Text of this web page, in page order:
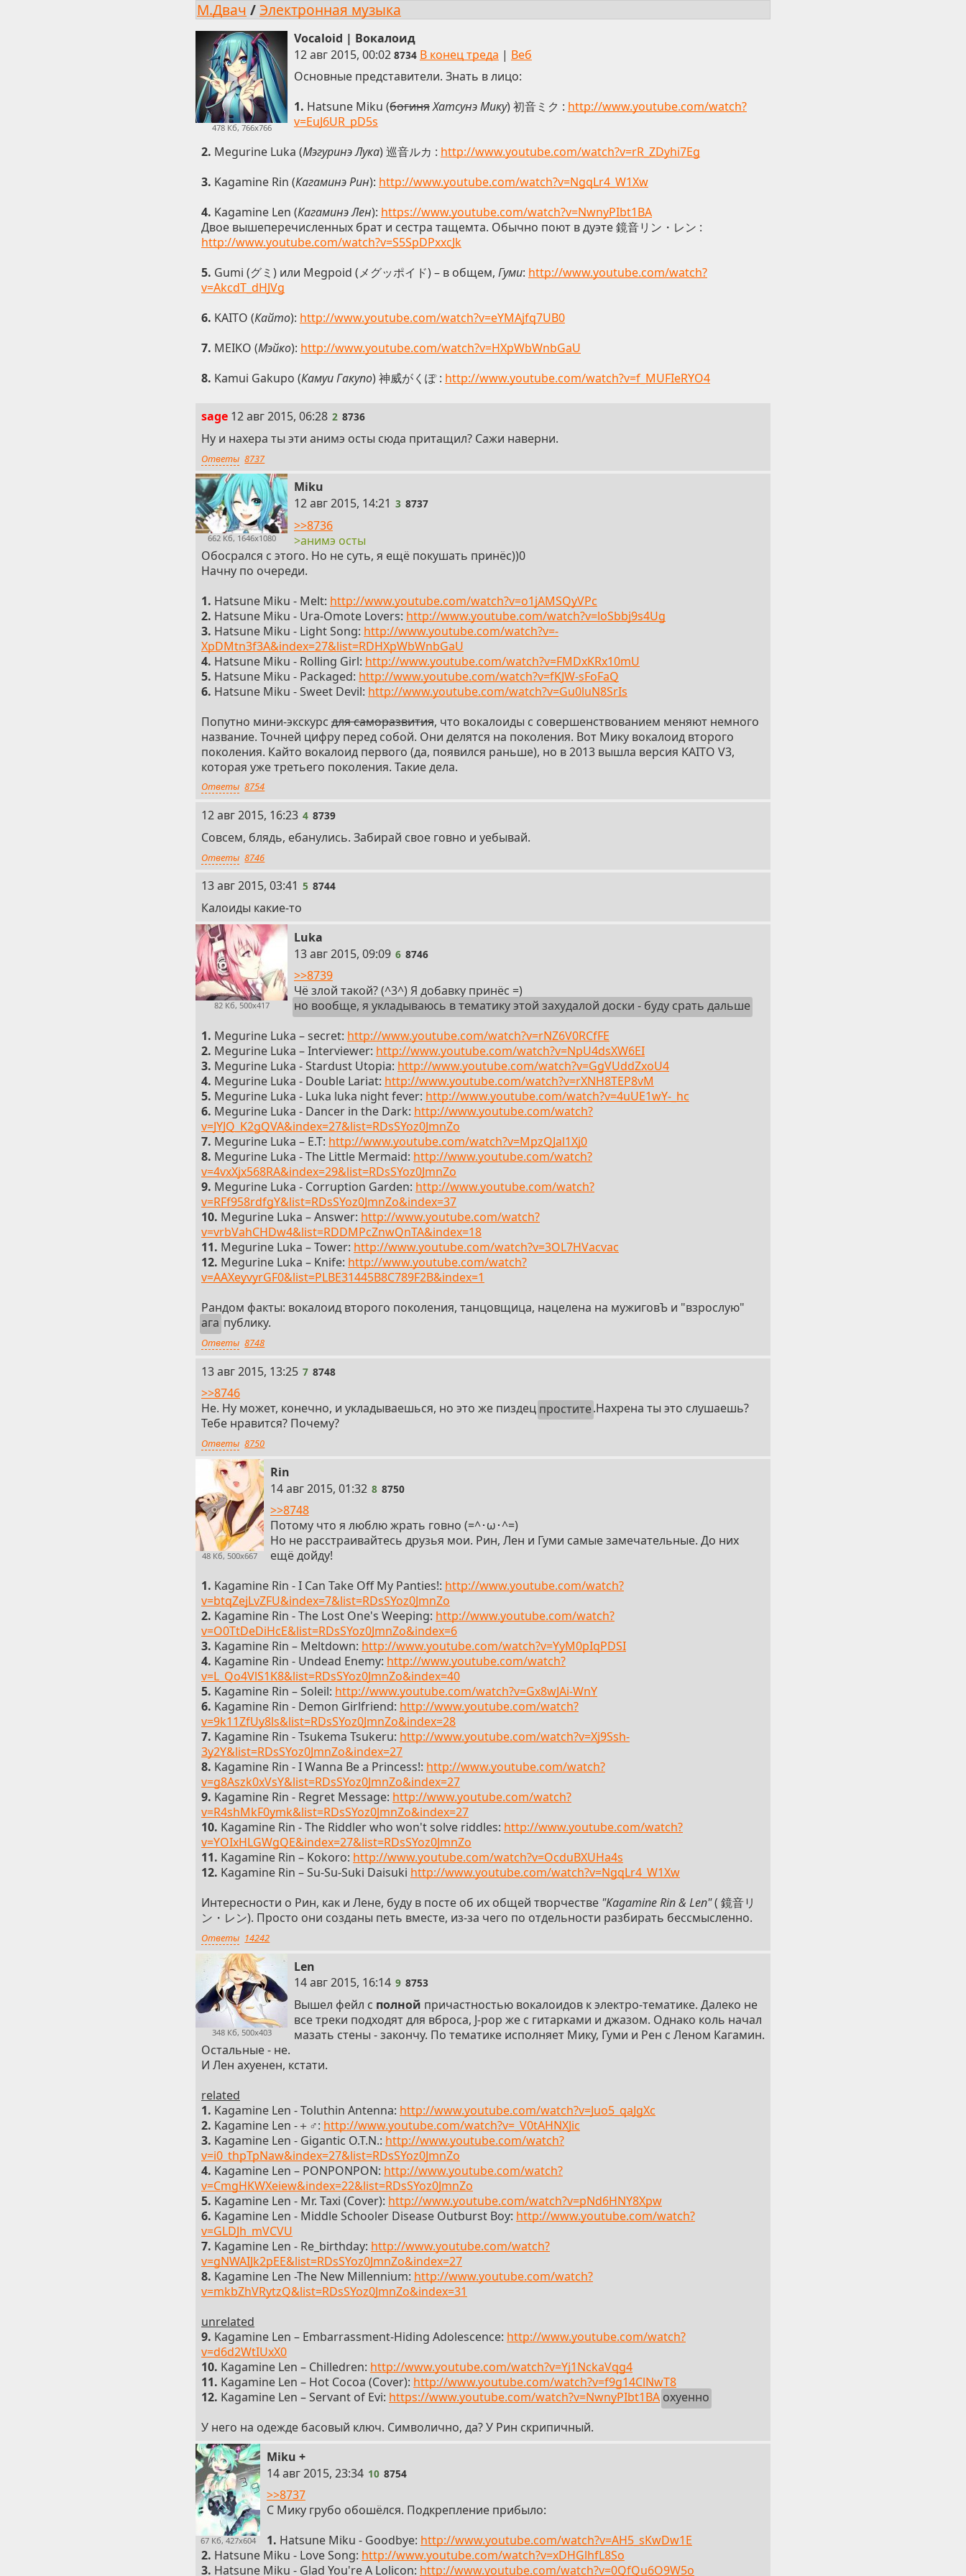
М.Двач /Электронная музыка
478 Кб, 766x766
Vocaloid | Вокалоид
12 авг 2015, 00:02 8734 В конец треда | Веб
Основные представители. Знать в лицо:
1. Hatsune Miku (богиняХатсунэ Мику) 初音ミク : http://www.youtube.com/watch?
v=EuJ6UR_pD5s
2. Megurine Luka (Мэгуринэ Лука) 巡音ルカ : http://www.youtube.com/watch?v=rR_ZDyhi7Eg
3. Kagamine Rin (Кагаминэ Рин): http://www.youtube.com/watch?v=NgqLr4_W1Xw
4. Kagamine Len (Кагаминэ Лен): https://www.youtube.com/watch?v=NwnyPIbt1BA
Двое вышеперечисленных брат и сестра тащемта. Обычно поют в дуэте 鏡音リン・レン :
http://www.youtube.com/watch?v=S5SpDPxxcJk
5. Gumi (グミ) или Megpoid (メグッポイド) – в общем, Гуми: http://www.youtube.com/watch?
v=AkcdT_dHJVg
6. KAITO (Кайто): http://www.youtube.com/watch?v=eYMAjfq7UB0
7. MEIKO (Мэйко): http://www.youtube.com/watch?v=HXpWbWnbGaU
8. Kamui Gakupo (Камуи Гакупо) 神威がくぽ : http://www.youtube.com/watch?v=f_MUFIeRYO4
sage 2
12 авг 2015, 06:28 2 8736
Ну и нахера ты эти анимэ осты сюда притащил? Сажи наверни.
Ответы 8737
662 Кб, 1646x1080
Miku
3
12 авг 2015, 14:21 3 8737
>>8736
>анимэ осты
Обосрался с этого. Но не суть, я ещё покушать принёс))0
Начну по очереди.
1. Hatsune Miku - Melt: http://www.youtube.com/watch?v=o1jAMSQyVPc
2. Hatsune Miku - Ura-Omote Lovers: http://www.youtube.com/watch?v=loSbbj9s4Ug
3. Hatsune Miku - Light Song: http://www.youtube.com/watch?v=-
XpDMtn3f3A&index=27&list=RDHXpWbWnbGaU
4. Hatsune Miku - Rolling Girl: http://www.youtube.com/watch?v=FMDxKRx10mU
5. Hatsune Miku - Packaged: http://www.youtube.com/watch?v=fKJW-sFoFaQ
6. Hatsune Miku - Sweet Devil: http://www.youtube.com/watch?v=Gu0luN8SrIs
Попутно мини-экскурс для саморазвития, что вокалоиды с совершенствованием меняют немного
название. Точней цифру перед собой. Они делятся на поколения. Вот Мику вокалоид второго
поколения. Кайто вокалоид первого (да, появился раньше), но в 2013 вышла версия KAITO V3,
которая уже третьего поколения. Такие дела.
Ответы 8754
4
12 авг 2015, 16:23 4 8739
Совсем, блядь, ебанулись. Забирай свое говно и уебывай.
Ответы 8746
5
13 авг 2015, 03:41 5 8744
Калоиды какие-то
82 Кб, 500x417
Luka
6
13 авг 2015, 09:09 6 8746
>>8739
Чё злой такой? (^3^) Я добавку принёс =)
но вообще, я укладываюсь в тематику этой захудалой доски - буду срать дальше
1. Megurine Luka – secret: http://www.youtube.com/watch?v=rNZ6V0RCfFE
2. Megurine Luka – Interviewer: http://www.youtube.com/watch?v=NpU4dsXW6EI
3. Megurine Luka - Stardust Utopia: http://www.youtube.com/watch?v=GgVUddZxoU4
4. Megurine Luka - Double Lariat: http://www.youtube.com/watch?v=rXNH8TEP8vM
5. Megurine Luka - Luka luka night fever: http://www.youtube.com/watch?v=4uUE1wY-_hc
6. Megurine Luka - Dancer in the Dark: http://www.youtube.com/watch?
v=JYJQ_K2gQVA&index=27&list=RDsSYoz0JmnZo
7. Megurine Luka – E.T: http://www.youtube.com/watch?v=MpzQJal1Xj0
8. Megurine Luka - The Little Mermaid: http://www.youtube.com/watch?
v=4vxXjx568RA&index=29&list=RDsSYoz0JmnZo
9. Megurine Luka - Corruption Garden: http://www.youtube.com/watch?
v=RFf958rdfgY&list=RDsSYoz0JmnZo&index=37
10. Megurine Luka – Answer: http://www.youtube.com/watch?
v=vrbVahCHDw4&list=RDDMPcZnwQnTA&index=18
11. Megurine Luka – Tower: http://www.youtube.com/watch?v=3OL7HVacvac
12. Megurine Luka – Knife: http://www.youtube.com/watch?
v=AAXeyvyrGF0&list=PLBE31445B8C789F2B&index=1
Рандом факты: вокалоид второго поколения, танцовщица, нацелена на мужиговЪ и "взрослую"
ага публику.
Ответы 8748
7
13 авг 2015, 13:25 7 8748
>>8746
Не. Ну может, конечно, и укладываешься, но это же пиздец простите.Нахрена ты это слушаешь?
Тебе нравится? Почему?
Ответы 8750
48 Кб, 500x667
Rin
8
14 авг 2015, 01:32 8 8750
>>8748
Потому что я люблю жрать говно (=^･ω･^=)
Но не расстраивайтесь друзья мои. Рин, Лен и Гуми самые замечательные. До них
ещё дойду!
1. Kagamine Rin - I Can Take Off My Panties!: http://www.youtube.com/watch?
v=btqZejLvZFU&index=7&list=RDsSYoz0JmnZo
2. Kagamine Rin - The Lost One's Weeping: http://www.youtube.com/watch?
v=O0TtDeDiHcE&list=RDsSYoz0JmnZo&index=6
3. Kagamine Rin – Meltdown: http://www.youtube.com/watch?v=YyM0pIqPDSI
4. Kagamine Rin - Undead Enemy: http://www.youtube.com/watch?
v=L_Qo4VlS1K8&list=RDsSYoz0JmnZo&index=40
5. Kagamine Rin – Soleil: http://www.youtube.com/watch?v=Gx8wJAi-WnY
6. Kagamine Rin - Demon Girlfriend: http://www.youtube.com/watch?
v=9k11ZfUy8ls&list=RDsSYoz0JmnZo&index=28
7. Kagamine Rin - Tsukema Tsukeru: http://www.youtube.com/watch?v=Xj9Ssh-
3y2Y&list=RDsSYoz0JmnZo&index=27
8. Kagamine Rin - I Wanna Be a Princess!: http://www.youtube.com/watch?
v=g8Aszk0xVsY&list=RDsSYoz0JmnZo&index=27
9. Kagamine Rin - Regret Message: http://www.youtube.com/watch?
v=R4shMkF0ymk&list=RDsSYoz0JmnZo&index=27
10. Kagamine Rin - The Riddler who won't solve riddles: http://www.youtube.com/watch?
v=YOIxHLGWgQE&index=27&list=RDsSYoz0JmnZo
11. Kagamine Rin – Kokoro: http://www.youtube.com/watch?v=OcduBXUHa4s
12. Kagamine Rin – Su-Su-Suki Daisuki http://www.youtube.com/watch?v=NgqLr4_W1Xw
Интересности о Рин, как и Лене, буду в посте об их общей творчестве "Kagamine Rin & Len"( 鏡音リ
ン・レン). Просто они созданы петь вместе, из-за чего по отдельности разбирать бессмысленно.
Ответы 14242
348 Кб, 500x403
Len
9
14 авг 2015, 16:14 9 8753
Вышел фейл с полной причастностью вокалоидов к электро-тематике. Далеко не
все треки подходят для вброса, J-pop же с гитарками и джазом. Однако коль начал
мазать стены - закончу. По тематике исполняет Мику, Гуми и Рен с Леном Кагамин.
Остальные - не.
И Лен ахуенен, кстати.
related
1. Kagamine Len - Toluthin Antenna: http://www.youtube.com/watch?v=Juo5_qaJgXc
2. Kagamine Len -＋♂: http://www.youtube.com/watch?v=_V0tAHNXJic
3. Kagamine Len - Gigantic O.T.N.: http://www.youtube.com/watch?
v=i0_thpTpNaw&index=27&list=RDsSYoz0JmnZo
4. Kagamine Len – PONPONPON: http://www.youtube.com/watch?
v=CmgHKWXeiew&index=22&list=RDsSYoz0JmnZo
5. Kagamine Len - Mr. Taxi (Cover): http://www.youtube.com/watch?v=pNd6HNY8Xpw
6. Kagamine Len - Middle Schooler Disease Outburst Boy: http://www.youtube.com/watch?
v=GLDJh_mVCVU
7. Kagamine Len - Re_birthday: http://www.youtube.com/watch?
v=gNWAIJk2pEE&list=RDsSYoz0JmnZo&index=27
8. Kagamine Len -The New Millennium: http://www.youtube.com/watch?
v=mkbZhVRytzQ&list=RDsSYoz0JmnZo&index=31
unrelated
9. Kagamine Len – Embarrassment-Hiding Adolescence: http://www.youtube.com/watch?
v=d6d2WtIUxX0
10. Kagamine Len – Chilledren: http://www.youtube.com/watch?v=Yj1NckaVqg4
11. Kagamine Len – Hot Cocoa (Cover): http://www.youtube.com/watch?v=f9g14ClNwT8
12. Kagamine Len – Servant of Evi: https://www.youtube.com/watch?v=NwnyPIbt1BA охуенно
У него на одежде басовый ключ. Символично, да? У Рин скрипичный.
67 Кб, 427x604
Miku +
10
14 авг 2015, 23:34 10 8754
>>8737
С Мику грубо обошёлся. Подкрепление прибыло:
1. Hatsune Miku - Goodbye: http://www.youtube.com/watch?v=AH5_sKwDw1E
2. Hatsune Miku - Love Song: http://www.youtube.com/watch?v=xDHGlhfL8So
3. Hatsune Miku - Glad You're A Lolicon: http://www.youtube.com/watch?v=0QfQu6O9W5o